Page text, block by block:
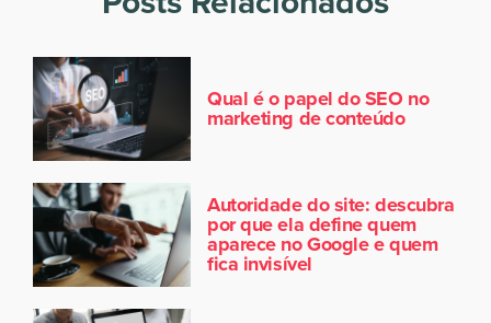
Qual é o papel do SEO no
marketing de conteúdo
Autoridade do site: descubra
por que ela define quem
aparece no Google e quem
fica invisível